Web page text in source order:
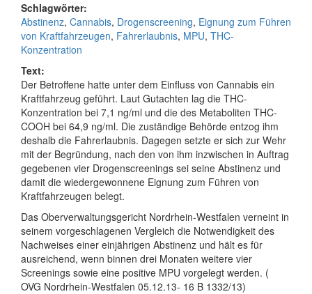
Schlagwörter:
Abstinenz, Cannabis, Drogenscreening, Eignung zum Führen
von Kraftfahrzeugen, Fahrerlaubnis, MPU, THC-
Konzentration
Text:
Der Betroffene hatte unter dem Einfluss von Cannabis ein
Kraftfahrzeug geführt. Laut Gutachten lag die THC-
Konzentration bei 7,1 ng/ml und die des Metaboliten THC-
COOH bei 64,9 ng/ml. Die zuständige Behörde entzog ihm
deshalb die Fahrerlaubnis. Dagegen setzte er sich zur Wehr
mit der Begründung, nach den von ihm inzwischen in Auftrag
gegebenen vier Drogenscreenings sei seine Abstinenz und
damit die wiedergewonnene Eignung zum Führen von
Kraftfahrzeugen belegt.
Das Oberverwaltungsgericht Nordrhein-Westfalen verneint in
seinem vorgeschlagenen Vergleich die Notwendigkeit des
Nachweises einer einjährigen Abstinenz und hält es für
ausreichend, wenn binnen drei Monaten weitere vier
Screenings sowie eine positive MPU vorgelegt werden. (
OVG Nordrhein-Westfalen 05.12.13- 16 B 1332/13)